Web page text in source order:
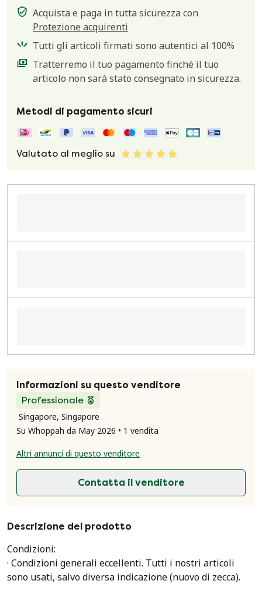
Acquista e paga in tutta sicurezza con
Protezione acquirenti
Tutti gli articoli firmati sono autentici al 100%
Tratterremo il tuo pagamento finché il tuo
articolo non sarà stato consegnato in sicurezza.
Metodi di pagamento sicuri
Valutato al meglio su
Informazioni su questo venditore
Professionale
Singapore, Singapore
Su Whoppah da May 2026 • 1 vendita
Altri annunci di questo venditore
Contatta il venditore
Descrizione del prodotto
Condizioni:
· Condizioni generali eccellenti. Tutti i nostri articoli
sono usati, salvo diversa indicazione (nuovo di zecca).